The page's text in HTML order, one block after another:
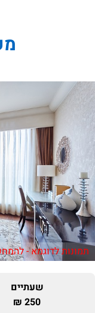
תמונות לדוגמא -
שעתיים
250 ₪